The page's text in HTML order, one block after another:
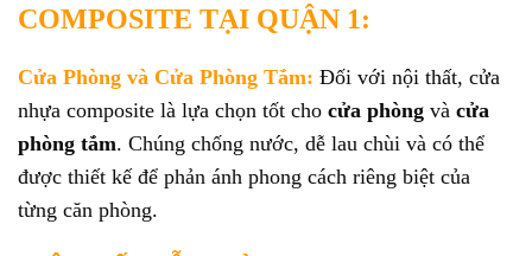
COMPOSITE TẠI QUẬN 1:
Cửa Phòng và Cửa Phòng Tắm: Đối với nội thất, cửa
nhựa composite là lựa chọn tốt cho cửa phòng và cửa
phòng tắm. Chúng chống nước, dễ lau chùi và có thể
được thiết kế để phản ánh phong cách riêng biệt của
từng căn phòng.